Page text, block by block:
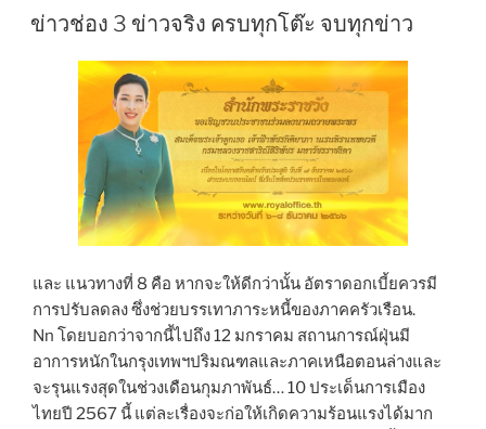
ข่าวช่อง 3 ข่าวจริง ครบทุกโต๊ะ จบทุกข่าว
และ แนวทางที่ 8 คือ หากจะให้ดีกว่านั้น อัตราดอกเบี้ยควรมี
การปรับลดลง ซึ่งช่วยบรรเทาภาระหนี้ของภาคครัวเรือน.
Nn โดยบอกว่าจากนี้ไปถึง 12 มกราคม สถานการณ์ฝุ่นมี
อาการหนักในกรุงเทพฯปริมณฑลและภาคเหนือตอนล่างและ
จะรุนแรงสุดในช่วงเดือนกุมภาพันธ์… 10 ประเด็นการเมือง
ไทยปี 2567 นี้ แต่ละเรื่องจะก่อให้เกิดความร้อนแรงได้มาก